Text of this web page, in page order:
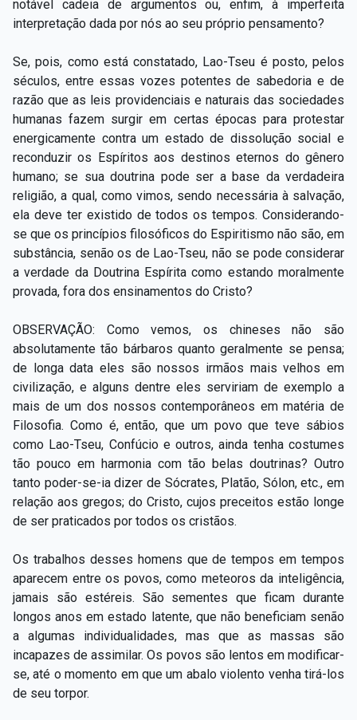
notável cadeia de argumentos ou, enfim, à imperfeita
interpretação dada por nós ao seu próprio pensamento?
Se, pois, como está constatado, Lao-Tseu é posto, pelos
séculos, entre essas vozes potentes de sabedoria e de
razão que as leis providenciais e naturais das sociedades
humanas fazem surgir em certas épocas para protestar
energicamente contra um estado de dissolução social e
reconduzir os Espíritos aos destinos eternos do gênero
humano; se sua doutrina pode ser a base da verdadeira
religião, a qual, como vimos, sendo necessária à salvação,
ela deve ter existido de todos os tempos. Considerando-
se que os princípios filosóficos do Espiritismo não são, em
substância, senão os de Lao-Tseu, não se pode considerar
a verdade da Doutrina Espírita como estando moralmente
provada, fora dos ensinamentos do Cristo?
OBSERVAÇÃO: Como vemos, os chineses não são
absolutamente tão bárbaros quanto geralmente se pensa;
de longa data eles são nossos irmãos mais velhos em
civilização, e alguns dentre eles serviriam de exemplo a
mais de um dos nossos contemporâneos em matéria de
Filosofia. Como é, então, que um povo que teve sábios
como Lao-Tseu, Confúcio e outros, ainda tenha costumes
tão pouco em harmonia com tão belas doutrinas? Outro
tanto poder-se-ia dizer de Sócrates, Platão, Sólon, etc., em
relação aos gregos; do Cristo, cujos preceitos estão longe
de ser praticados por todos os cristãos.
Os trabalhos desses homens que de tempos em tempos
aparecem entre os povos, como meteoros da inteligência,
jamais são estéreis. São sementes que ficam durante
longos anos em estado latente, que não beneficiam senão
a algumas individualidades, mas que as massas são
incapazes de assimilar. Os povos são lentos em modificar-
se, até o momento em que um abalo violento venha tirá-los
de seu torpor.